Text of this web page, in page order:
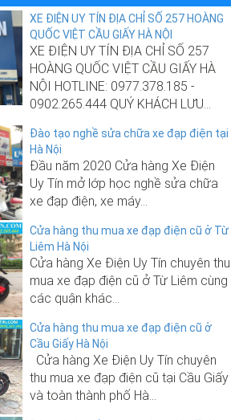
XE ĐIỆN UY TÍN ĐỊA CHỈ SỐ 257 HOÀNG
QUỐC VIỆT CẦU GIẤY HÀ NỘI
XE ĐIỆN UY TÍN ĐỊA CHỈ SỐ 257
HOÀNG QUỐC VIỆT CẦU GIẤY HÀ
NỘI HOTLINE: 0977.378.185 -
0902.265.444 QUÝ KHÁCH LƯU...
Đào tạo nghề sửa chữa xe đạp điện tại
Hà Nội
Đầu năm 2020 Cửa hàng Xe Điện
Uy Tín mở lớp học nghề sửa chữa
xe đạp điện, xe máy...
Cửa hàng thu mua xe đạp điện cũ ở Từ
Liêm Hà Nội
Cửa hàng Xe Điện Uy Tín chuyên thu
mua xe đạp điện cũ ở Từ Liêm cùng
các quận khác...
Cửa hàng thu mua xe đạp điện cũ ở
Cầu Giấy Hà Nội
Cửa hàng Xe Điện Uy Tín chuyên
thu mua xe đạp điện cũ tại Cầu Giấy
và toàn thành phố Hà...